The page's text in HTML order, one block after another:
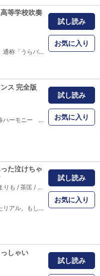
等学校吹奏
浦和泉高等学校吹奏楽部、通称「うらバン」は少数精鋭（？）の吹奏楽部。アクロバティック演奏の部長と元バスケ部エースの同級生に挟まれて、鈴杉冬美は今日もチューバに抱かれてます。都桜和が綴る笑いとかわいさのハーモニー、まもなく初上演！
試し読み
お気に入り
ス 完全版
初心と青春。 屋上の青春ハーモニー … ［恋心メトロノーム］ 私だけのあなたにしたい── … ［わがままファズとぴかぴかさん］ 初期のオトナ恋愛作 … ［ダブルバインド］ 生徒×先生のヒミツ関係 … ［in secret…？］ 刊行当時の単行本描き下ろし … ［恋色エチュード］ 「あとがき」まですべて完全再録し、さらに「in secret…？」の続編を新たに描き下ろしで加えた完全版。
試し読み
お気に入り
た泣けちゃ
りも / 茶匡 / 瀬田ハルヒ/三浦瑞希
震災のあと私たちが感じたリアル。もし、あなたが大切な人を失ったら、夢や未来が見えなくなったら……。たとえ悲しみに凍てついてしまっても、心と心がつながっていれば、動き出せる――。震災で隔たれた友だちや学校。突然おとずれた難病、大切な存在の死。これは本当にあった「キズナ」がつなぐ6つの物語。●キズナ prologue 山田デイジー●つながる思い 瀬田ハルヒ●聞いて、お父さん! 伊藤みんご●キミがいるから 三浦瑞希●ありがとう、リッチ 茶匡●わたしたちのハーモニー 白沢まりも●キズナ epilogue 山田デイジー
試し読み
お気に入り
しゃい
試し読み